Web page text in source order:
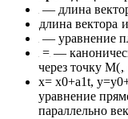
— длина
длина вектора
— уравнение
= —
через точку M(,
x= x0+a1t,
уравнение
параллельно